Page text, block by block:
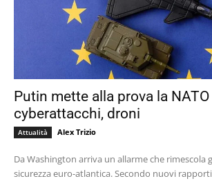
Putin mette alla prova la
cyberattacchi, droni
Attualità Alex Trizio
Da Washington arriva un allarme che rimescola
sicurezza euro-atlantica. Secondo nuovi